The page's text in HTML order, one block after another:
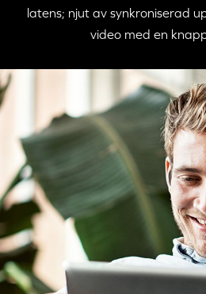
latens; njut av synkroniserad
video med en